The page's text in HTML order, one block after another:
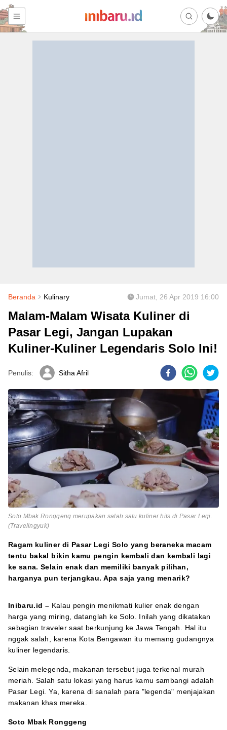
Beranda Kulinary Jumat, 26 Apr 2019 16:00
Malam-Malam Wisata Kuliner di
Pasar Legi, Jangan Lupakan
Kuliner-Kuliner Legendaris Solo Ini!
Penulis: Sitha Afril
Soto Mbak Ronggeng merupakan salah satu kuliner hits di Pasar Legi.
(Travelingyuk)
Ragam kuliner di Pasar Legi Solo yang beraneka macam
tentu bakal bikin kamu pengin kembali dan kembali lagi
ke sana. Selain enak dan memiliki banyak pilihan,
harganya pun terjangkau. Apa saja yang menarik?
Inibaru.id – Kalau pengin menikmati kulier enak dengan
harga yang miring, datanglah ke Solo. Inilah yang dikatakan
sebagian traveler saat berkunjung ke Jawa Tengah. Hal itu
nggak salah, karena Kota Bengawan itu memang gudangnya
kuliner legendaris.
Selain melegenda, makanan tersebut juga terkenal murah
meriah. Salah satu lokasi yang harus kamu sambangi adalah
Pasar Legi. Ya, karena di sanalah para "legenda" menjajakan
makanan khas mereka.
Soto Mbak Ronggeng